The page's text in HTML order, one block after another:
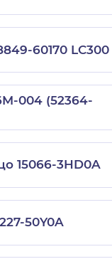
60170 LC300
004 (52364-
15066-3HD0A
50Y0A